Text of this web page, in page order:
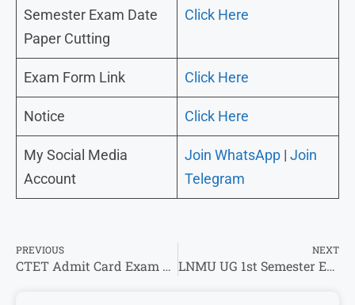
Semester Exam Date
Paper Cutting
Click Here
Exam Form Link Click Here
Notice Click Here
My Social Media
Account
Join WhatsApp | Join
Telegram
PREVIOUS
CTET Admit Card Exam City Intimation Slip 2026 – चेक करें यहां से परीक्षा शहर एवं एडमिट कार्ड !
NEXT
LNMU UG 1st Semester Exam Form 2025-29 परीक्षा फॉर्म भरने का लिंक हुआ एक्टिव ऐसे भरे परीक्षा फॉर्म !